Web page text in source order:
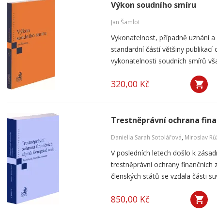
Výkon soudního smíru
Jan Šamlot
Vykonatelnost, případně uznání
standardní částí většiny publikací
vykonatelnosti soudních smírů
320,00 Kč
Trestněprávní ochrana
Daniella Sarah Sotolářová, Miroslav
V posledních letech došlo k
trestněprávní ochrany finančních
členských států se vzdala části
850,00 Kč